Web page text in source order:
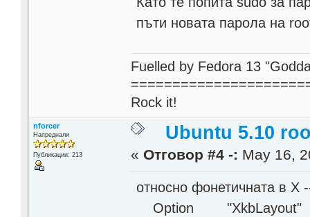
пъти новата парола на
Fuelled by Fedora 13
Rock it!
nforcer
Напреднали
Публикации: 213
Ubuntu 5.10
« Отговор #4 -: May 16,
относно фонетичната в X
Option "XkbLayout"